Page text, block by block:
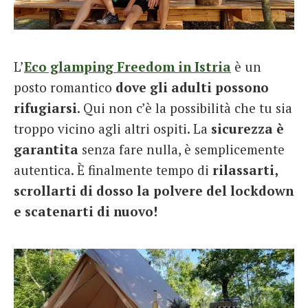
Spanish
Italiano
L’Eco glamping Freedom in Istria è un
posto romantico dove gli adulti possono
rifugiarsi. Qui non c’è la possibilità che tu sia
troppo vicino agli altri ospiti. La sicurezza è
garantita senza fare nulla, è semplicemente
autentica. È finalmente tempo di rilassarti,
scrollarti di dosso la polvere del lockdown
e scatenarti di nuovo!